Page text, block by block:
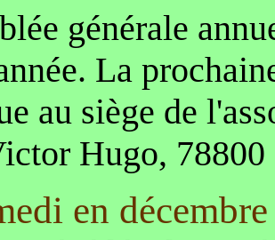
générale
La
au siège de
Hugo,
en